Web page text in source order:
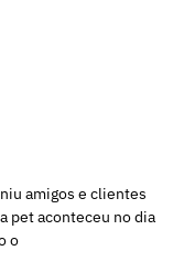
amigos e clientes
pet aconteceu no dia
o